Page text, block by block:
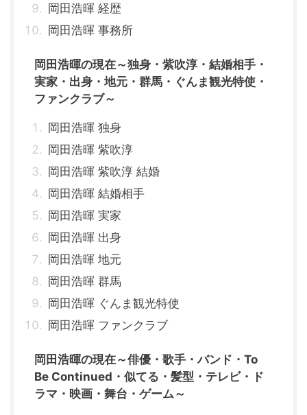
岡田浩暉 経歴
岡田浩暉 事務所
岡田浩暉の現在～独身・紫吹淳・結婚相手・
実家・出身・地元・群馬・ぐんま観光特使・
ファンクラブ～
岡田浩暉 独身
岡田浩暉 紫吹淳
岡田浩暉 紫吹淳 結婚
岡田浩暉 結婚相手
岡田浩暉 実家
岡田浩暉 出身
岡田浩暉 地元
岡田浩暉 群馬
岡田浩暉 ぐんま観光特使
岡田浩暉 ファンクラブ
岡田浩暉の現在～俳優・歌手・バンド・To
Be Continued・似てる・髪型・テレビ・ド
ラマ・映画・舞台・ゲーム～